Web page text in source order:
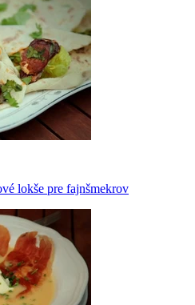
lokše pre fajnšmekrov